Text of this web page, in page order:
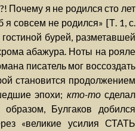
Почему я не родился сто лет
совсем не родился» [Т. 1, с.
бурей, разметавшей
абажура. Ноты на рояле
писатель мог воссоздать
становится продолжением
эпохи; кто-тосделал
Булгаков добился
«великие усилия СТАТЬ